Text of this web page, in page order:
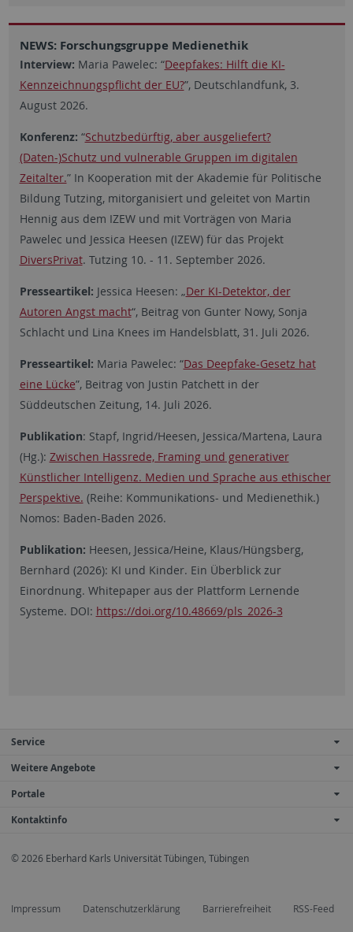
NEWS: Forschungsgruppe Medienethik
Interview: Maria Pawelec: “Deepfakes: Hilft die KI-
Kennzeichnungspflicht der EU?”, Deutschlandfunk, 3.
August 2026.
Konferenz: “Schutzbedürftig, aber ausgeliefert?
(Daten-)Schutz und vulnerable Gruppen im digitalen
Zeitalter.” In Kooperation mit der Akademie für Politische
Bildung Tutzing, mitorganisiert und geleitet von Martin
Hennig aus dem IZEW und mit Vorträgen von Maria
Pawelec und Jessica Heesen (IZEW) für das Projekt
DiversPrivat. Tutzing 10. - 11. September 2026.
Presseartikel: Jessica Heesen: „Der KI-Detektor, der
Autoren Angst macht“, Beitrag von Gunter Nowy, Sonja
Schlacht und Lina Knees im Handelsblatt, 31. Juli 2026.
Presseartikel: Maria Pawelec: “Das Deepfake-Gesetz hat
eine Lücke”, Beitrag von Justin Patchett in der
Süddeutschen Zeitung, 14. Juli 2026.
Publikation: Stapf, Ingrid/Heesen, Jessica/Martena, Laura
(Hg.): Zwischen Hassrede, Framing und generativer
Künstlicher Intelligenz. Medien und Sprache aus ethischer
Perspektive. (Reihe: Kommunikations- und Medienethik.)
Nomos: Baden-Baden 2026.
Publikation: Heesen, Jessica/Heine, Klaus/Hüngsberg,
Bernhard (2026): KI und Kinder. Ein Überblick zur
Einordnung. Whitepaper aus der Plattform Lernende
Systeme. DOI: https://doi.org/10.48669/pls_2026-3
Service
Weitere Angebote
Portale
Kontaktinfo
© 2026 Eberhard Karls Universität Tübingen, Tübingen
Impressum Datenschutzerklärung Barrierefreiheit RSS-Feed